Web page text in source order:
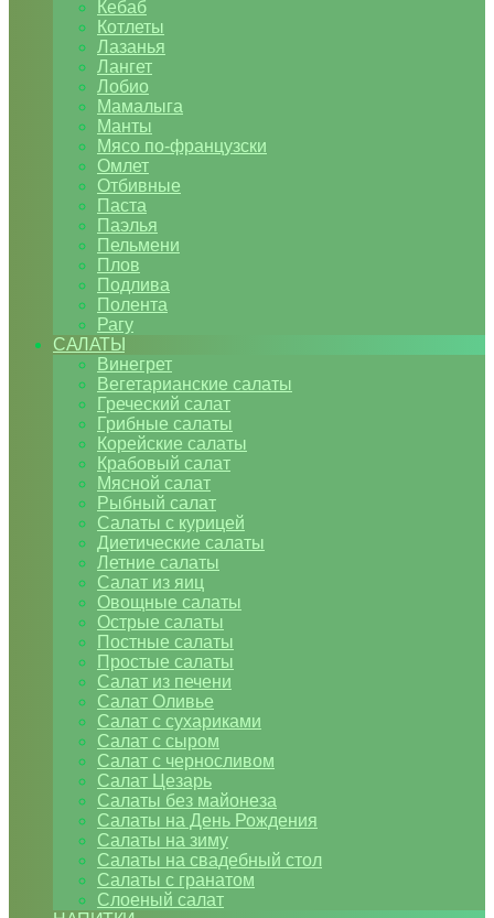
Кебаб
Котлеты
Лазанья
Лангет
Лобио
Мамалыга
Манты
Мясо по-французски
Омлет
Отбивные
Паста
Паэлья
Пельмени
Плов
Подлива
Полента
Рагу
САЛАТЫ
Винегрет
Вегетарианские салаты
Греческий салат
Грибные салаты
Корейские салаты
Крабовый салат
Мясной салат
Рыбный салат
Салаты с курицей
Диетические салаты
Летние салаты
Салат из яиц
Овощные салаты
Острые салаты
Постные салаты
Простые салаты
Салат из печени
Салат Оливье
Салат с сухариками
Салат с сыром
Салат с черносливом
Салат Цезарь
Салаты без майонеза
Салаты на День Рождения
Салаты на зиму
Салаты на свадебный стол
Салаты с гранатом
Слоеный салат